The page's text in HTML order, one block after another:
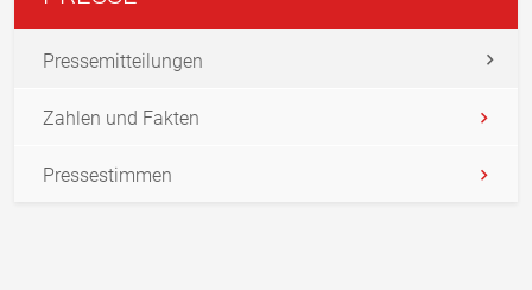
Pressemitteilungen
Zahlen und Fakten
Pressestimmen